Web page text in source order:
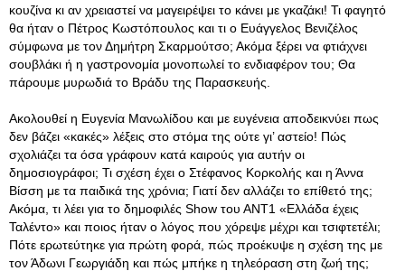
κουζίνα κι αν χρειαστεί να μαγειρέψει το κάνει με γκαζάκι! Τι φαγητό
θα ήταν ο Πέτρος Κωστόπουλος και τι ο Ευάγγελος Βενιζέλος
σύμφωνα με τον Δημήτρη Σκαρμούτσο; Ακόμα ξέρει να φτιάχνει
σουβλάκι ή η γαστρονομία μονοπωλεί το ενδιαφέρον του; Θα
πάρουμε μυρωδιά το Βράδυ της Παρασκευής.
Ακολουθεί η Ευγενία Μανωλίδου και με ευγένεια αποδεικνύει πως
δεν βάζει «κακές» λέξεις στο στόμα της ούτε γι’ αστείο! Πώς
σχολιάζει τα όσα γράφουν κατά καιρούς για αυτήν οι
δημοσιογράφοι; Τι σχέση έχει ο Στέφανος Κορκολής και η Άννα
Βίσση με τα παιδικά της χρόνια; Γιατί δεν αλλάζει το επίθετό της;
Ακόμα, τι λέει για το δημοφιλές Show του ΑΝΤ1 «Ελλάδα έχεις
Ταλέντο» και ποιος ήταν ο λόγος που χόρεψε μέχρι και τσιφτετέλι;
Πότε ερωτεύτηκε για πρώτη φορά, πώς προέκυψε η σχέση της με
τον Άδωνι Γεωργιάδη και πώς μπήκε η τηλεόραση στη ζωή της;